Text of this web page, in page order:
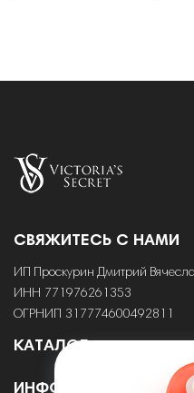
СВЯЖИТЕСЬ С НАМИ
ИП Проскурин Дмитрий
ИНН 771976261353
ОГРНИП 317774600492811
КАТАЛОГ
ИНФОРМАЦИЯ